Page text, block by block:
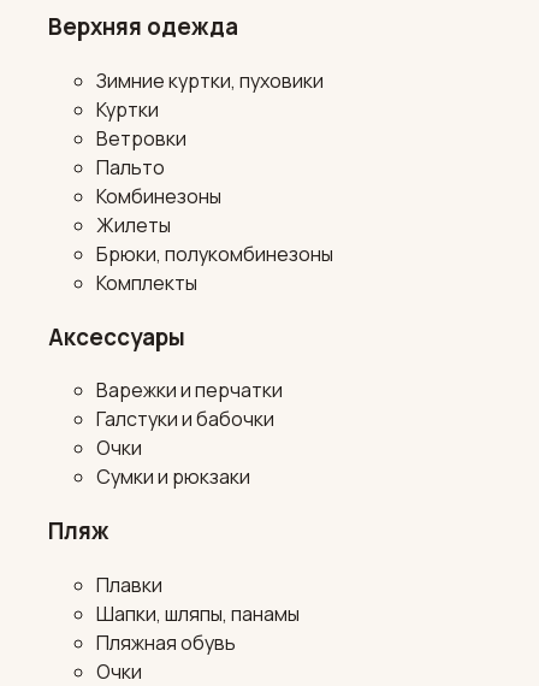
Верхняя одежда
Зимние куртки, пуховики
Куртки
Ветровки
Пальто
Комбинезоны
Жилеты
Брюки, полукомбинезоны
Комплекты
Аксессуары
Варежки и перчатки
Галстуки и бабочки
Очки
Сумки и рюкзаки
Пляж
Плавки
Шапки, шляпы, панамы
Пляжная обувь
Очки